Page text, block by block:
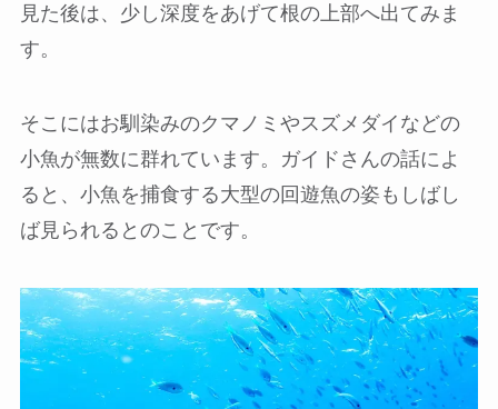
見た後は、少し深度をあげて根の上部へ出てみま
す。
そこにはお馴染みのクマノミやスズメダイなどの
小魚が無数に群れています。ガイドさんの話によ
ると、小魚を捕食する大型の回遊魚の姿もしばし
ば見られるとのことです。